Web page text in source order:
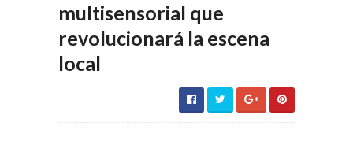
multisensorial que
revolucionará la escena
local